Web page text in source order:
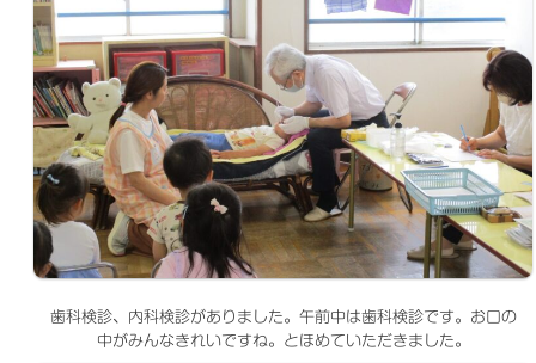
歯科検診、内科検診がありました。午前中は歯科検診です。お口の
中がみんなきれいですね。とほめていただきました。